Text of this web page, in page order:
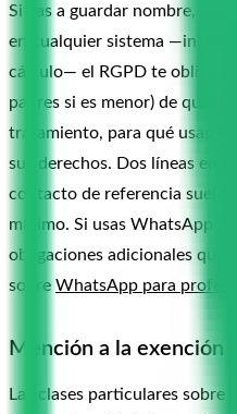
Si vas a guardar nombre,
en cualquier sistema
cálculo— el RGPD te obliga a
padres si es menor) de quién
tratamiento, para qué usas
sus derechos. Dos líneas en
contacto de referencia
mínimo. Si usas WhatsApp
obligaciones adicionales que
sobre WhatsApp para
Mención a la exención
Las clases particulares sobre